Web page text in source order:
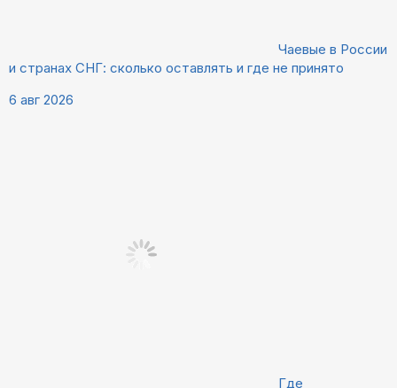
Чаевые в России
и странах СНГ: сколько оставлять и где не принято
6 авг 2026
Где